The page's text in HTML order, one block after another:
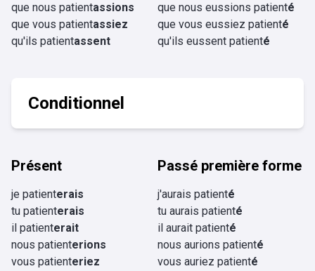
que nous patientassions
que vous patientassiez
qu'ils patientassent
que nous eussions patienté
que vous eussiez patienté
qu'ils eussent patienté
Conditionnel
Présent
je patienterais
tu patienterais
il patienterait
nous patienterions
vous patienteriez
Passé première forme
j'aurais patienté
tu aurais patienté
il aurait patienté
nous aurions patienté
vous auriez patienté